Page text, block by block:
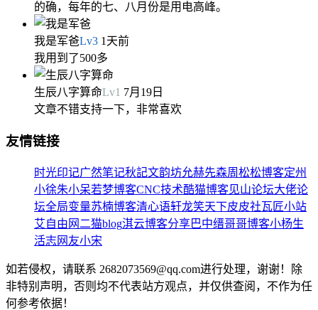
的确，每年的七、八月份是用电高峰。
我是军爸Lv3 1天前
我用到了500多
生辰八字算命Lv1 7月19日
文章不错支持一下，非常喜欢
友情链接
时光印记广然笔记秋記文韵坊允赫先森周松松博客定州
小徐朱小呆若梦博客CNC技术酷猫博客见山论坛大佬论
坛全局变量苏楠博客清心语轩龙笑天下皮皮社瓦匠小站
艾自由网 二猫blog淇云博客分享巴中缙哥哥博客小杨生
活志网友小宋
如若侵权，请联系 2682073569@qq.com进行处理，谢谢！除
非特别声明，否则均不代表站方观点，并仅供查阅，不作为任
何参考依据！